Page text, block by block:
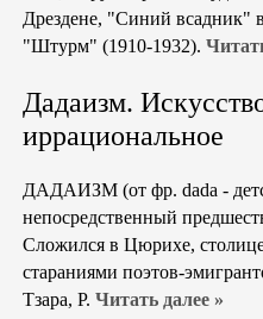
Дрездене, "Синий всадник"
"Штурм" (1910-1932).
Дадаизм.
иррациональное
ДАДАИЗМ (от фр. dada -
непосредственный
Сложился в Цюрихе,
стараниями поэтов-
Тзара, Р. Читать далее »